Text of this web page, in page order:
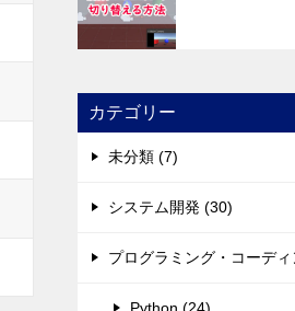
カテゴリー
未分類 (7)
システム開発 (30)
プログラミング・コーデ
Python (24)